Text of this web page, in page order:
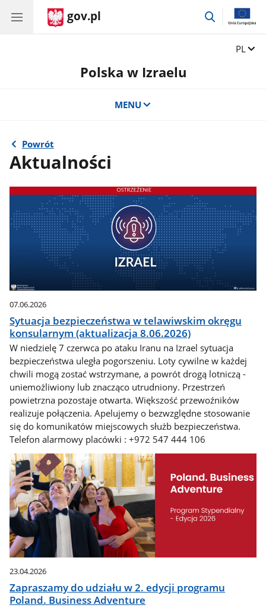
gov.pl
przejdź
Zmień
PL
Polska w Izraelu
MENU
Powrót
Aktualności
07.06.2026
Sytuacja bezpieczeństwa w telawiwskim okręgu
konsularnym (aktualizacja 8.06.2026)
W niedzielę 7 czerwca po ataku Iranu na Izrael sytuacja
bezpieczeństwa uległa pogorszeniu. Loty cywilne w każdej
chwili mogą zostać wstrzymane, a powrót drogą lotniczą -
uniemożliwiony lub znacząco utrudniony. Przestrzeń
powietrzna pozostaje otwarta. Większość przewoźników
realizuje połączenia. Apelujemy o bezwzględne stosowanie
się do komunikatów miejscowych służb bezpieczeństwa.
Telefon alarmowy placówki : +972 547 444 106
23.04.2026
Zapraszamy do udziału w 2. edycji programu
Poland. Business Adventure